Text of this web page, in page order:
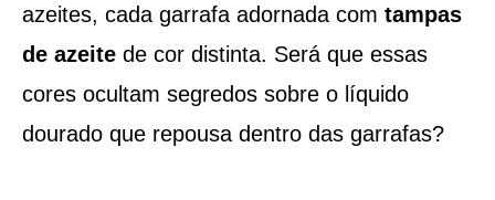
azeites, cada garrafa adornada com tampas
de azeitede cor distinta. Será que essas
cores ocultam segredos sobre o líquido
dourado que repousa dentro das garrafas?